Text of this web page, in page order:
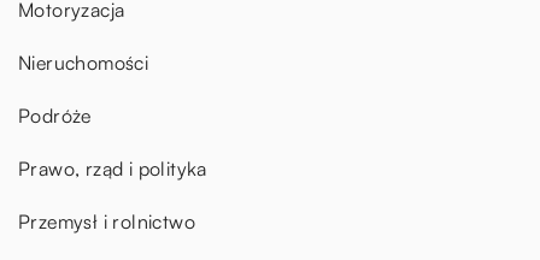
Motoryzacja
Nieruchomości
Podróże
Prawo, rząd i polityka
Przemysł i rolnictwo